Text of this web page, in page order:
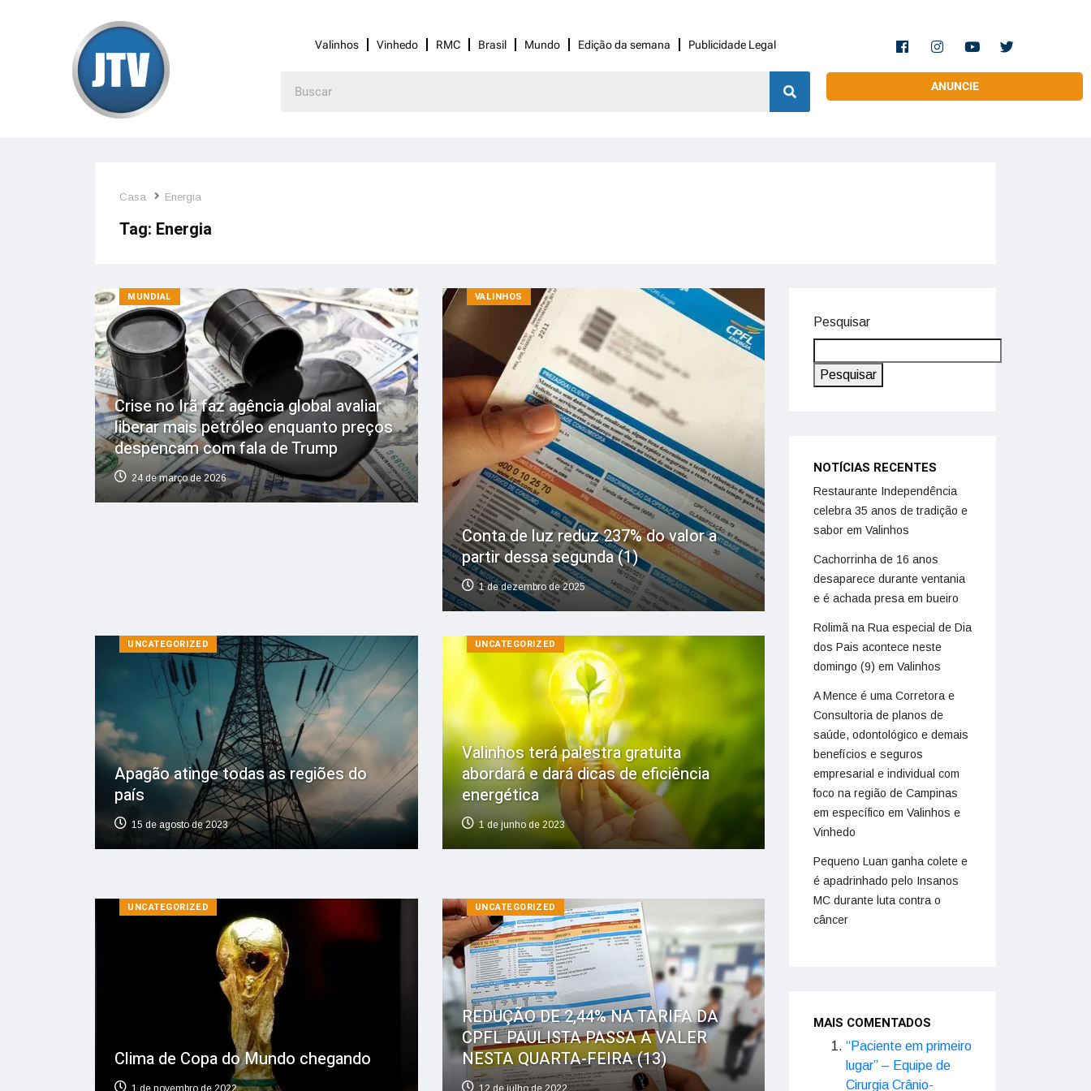
Valinhos Vinhedo RMC Brasil Mundo Edição da semana Publicidade Legal
ANUNCIE
Casa Energia
Tag: Energia
MUNDIAL
Crise no Irã faz agência global avaliar
liberar mais petróleo enquanto preços
despencam com fala de Trump
24 de março de 2026
VALINHOS
Conta de luz reduz 237% do valor a
partir dessa segunda (1)
1 de dezembro de 2025
UNCATEGORIZED
Apagão atinge todas as regiões do
país
15 de agosto de 2023
UNCATEGORIZED
Valinhos terá palestra gratuita
abordará e dará dicas de eficiência
energética
1 de junho de 2023
UNCATEGORIZED
Clima de Copa do Mundo chegando
1 de novembro de 2022
UNCATEGORIZED
REDUÇÃO DE 2,44% NA TARIFA DA
CPFL PAULISTA PASSA A VALER
NESTA QUARTA-FEIRA (13)
12 de julho de 2022
Pesquisar
Pesquisar
NOTÍCIAS RECENTES
Restaurante Independência
celebra 35 anos de tradição e
sabor em Valinhos
Cachorrinha de 16 anos
desaparece durante ventania
e é achada presa em bueiro
Rolimã na Rua especial de Dia
dos Pais acontece neste
domingo (9) em Valinhos
A Mence é uma Corretora e
Consultoria de planos de
saúde, odontológico e demais
benefícios e seguros
empresarial e individual com
foco na região de Campinas
em específico em Valinhos e
Vinhedo
Pequeno Luan ganha colete e
é apadrinhado pelo Insanos
MC durante luta contra o
câncer
MAIS COMENTADOS
“Paciente em primeiro
lugar” – Equipe de
Cirurgia Crânio-